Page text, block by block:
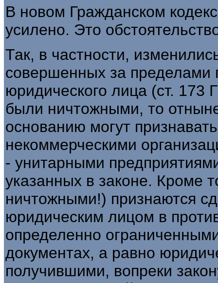
В новом Гражданском
усилено. Это
Так, в частности,
совершенных за пределами
юридического лица (ст. 173
были ничтожными, то
основанию могут
некоммерческими
- унитарными
указанных в законе. Кроме
ничтожными!) признаются
юридическим лицом в
определенно
документах, а равно
получившими, вопреки